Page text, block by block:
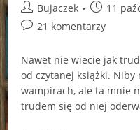
Post
author:
Bujaczek
Post
published:
11
Post21 komentarzy
Nawet nie wiecie jak
od czytanej książki. Niby
wampirach, ale ta mnie
trudem się od niej